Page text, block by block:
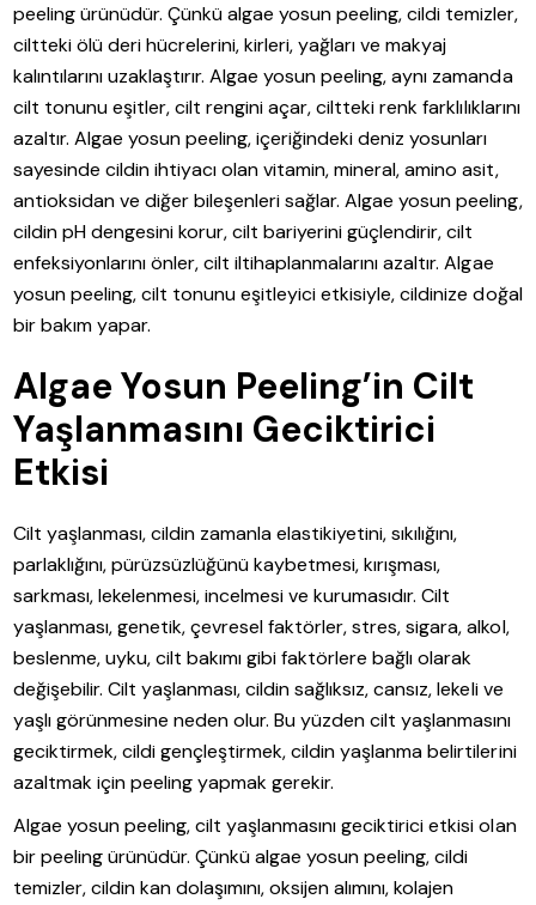
peeling ürünüdür. Çünkü algae yosun peeling, cildi temizler,
ciltteki ölü deri hücrelerini, kirleri, yağları ve makyaj
kalıntılarını uzaklaştırır. Algae yosun peeling, aynı zamanda
cilt tonunu eşitler, cilt rengini açar, ciltteki renk farklılıklarını
azaltır. Algae yosun peeling, içeriğindeki deniz yosunları
sayesinde cildin ihtiyacı olan vitamin, mineral, amino asit,
antioksidan ve diğer bileşenleri sağlar. Algae yosun peeling,
cildin pH dengesini korur, cilt bariyerini güçlendirir, cilt
enfeksiyonlarını önler, cilt iltihaplanmalarını azaltır. Algae
yosun peeling, cilt tonunu eşitleyici etkisiyle, cildinize doğal
bir bakım yapar.
Algae Yosun Peeling’in Cilt
Yaşlanmasını Geciktirici
Etkisi
Cilt yaşlanması, cildin zamanla elastikiyetini, sıkılığını,
parlaklığını, pürüzsüzlüğünü kaybetmesi, kırışması,
sarkması, lekelenmesi, incelmesi ve kurumasıdır. Cilt
yaşlanması, genetik, çevresel faktörler, stres, sigara, alkol,
beslenme, uyku, cilt bakımı gibi faktörlere bağlı olarak
değişebilir. Cilt yaşlanması, cildin sağlıksız, cansız, lekeli ve
yaşlı görünmesine neden olur. Bu yüzden cilt yaşlanmasını
geciktirmek, cildi gençleştirmek, cildin yaşlanma belirtilerini
azaltmak için peeling yapmak gerekir.
Algae yosun peeling, cilt yaşlanmasını geciktirici etkisi olan
bir peeling ürünüdür. Çünkü algae yosun peeling, cildi
temizler, cildin kan dolaşımını, oksijen alımını, kolajen